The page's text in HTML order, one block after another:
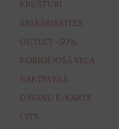
KRŪŠTURI
APAKŠBIKSĪTES
OUTLET -50%
KORIĢĒJOŠĀ VEĻA
NAKTSVEĻA
DĀVANU E-KARTE
CITS